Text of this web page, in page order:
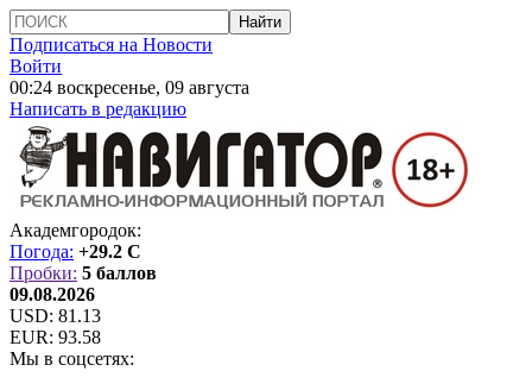
Подписаться на Новости
Войти
00:24 воскресенье, 09 августа
Написать в редакцию
Академгородок:
Погода: +29.2 C
Пробки: 5 баллов
09.08.2026
USD: 81.13
EUR: 93.58
Мы в соцсетях: